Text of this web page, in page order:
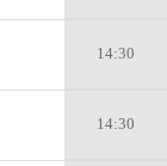
14:30
14:30